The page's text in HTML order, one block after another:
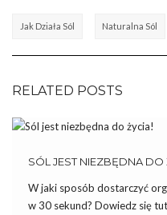
Jak Działa Sól Naturalna Sól
RELATED POSTS
SÓL JEST NIEZBĘDNA DO
W jaki sposób dostarczyć
w 30 sekund? Dowiedz się